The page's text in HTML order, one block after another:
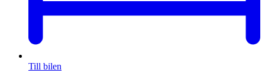
Till bilen